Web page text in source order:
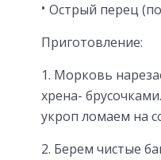
Острый перец
Приготовление:
1. Морковь
хрена-
укроп ломаем на
2. Берем чистые